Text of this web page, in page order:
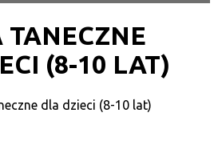
w zakresie
TANECZNE
(8-10 LAT)